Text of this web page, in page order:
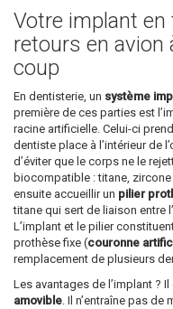
Votre implant
retours en avion
coup
En dentisterie, un système
première de ces parties est
racine artificielle. Celui-ci
dentiste place à l’intérieur de
d’éviter que le corps ne le
biocompatible : titane,
ensuite accueillir un pilier
titane qui sert de liaison entre
L’implant et le pilier
prothèse fixe (couronne
remplacement de plusieurs
Les avantages de l’implant ?
amovible. Il n’entraîne pas